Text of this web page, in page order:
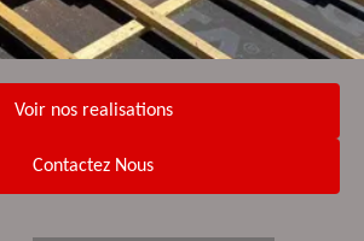
Voir nos realisations
Contactez Nous